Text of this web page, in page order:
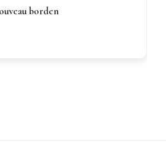
borden